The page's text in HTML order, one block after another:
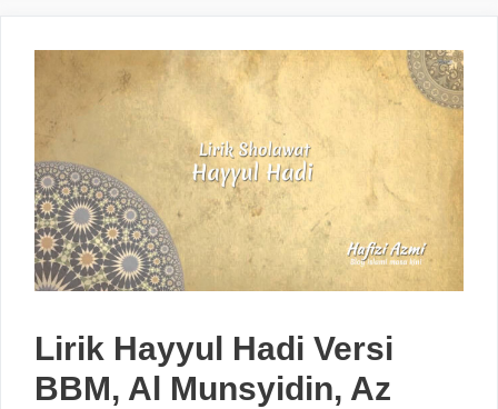
Lirik Hayyul Hadi Versi
BBM, Al Munsyidin, Az